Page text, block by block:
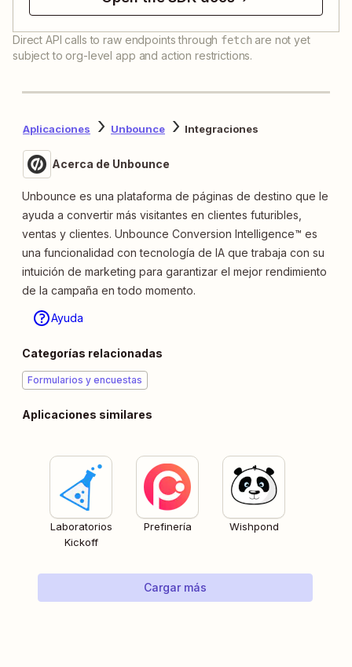
Direct API calls to raw endpoints through fetch are not yet
subject to org-level app and action restrictions.
Aplicaciones Unbounce Integraciones
Acerca de Unbounce
Unbounce es una plataforma de páginas de destino que le
ayuda a convertir más visitantes en clientes futuribles,
ventas y clientes. Unbounce Conversion Intelligence™ es
una funcionalidad con tecnología de IA que trabaja con su
intuición de marketing para garantizar el mejor rendimiento
de la campaña en todo momento.
Ayuda
Categorías relacionadas
Formularios y encuestas
Aplicaciones similares
Laboratorios
Kickoff
Prefinería Wishpond
Cargar más